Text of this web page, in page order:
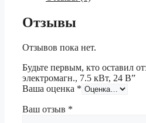
Отзывы
Отзывов пока нет.
Будьте первым, кто оставил
электромагн., 7.5 кВт, 24 В”
Ваша оценка *
Ваш отзыв *